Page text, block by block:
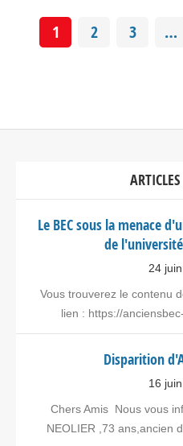
1 2 3 …
Le BEC sous la menace
de
24
Vous trouverez le contenu
lien : https://
Disparition
16
Chers Amis Nous vous
NEOLIER ,73 ans,ancien